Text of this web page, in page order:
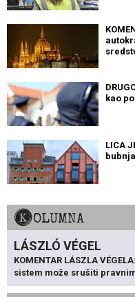
kao
LICA
KOLUMNA
LÁSZLÓ VÉGEL
KOMENTAR LÁSZLA
sistem može srušiti